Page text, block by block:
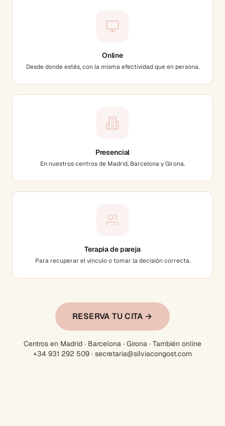
Online
Desde donde estés, con la misma efectividad que en persona.
Presencial
En nuestros centros de Madrid, Barcelona y Girona.
Terapia de pareja
Para recuperar el vínculo o tomar la decisión correcta.
RESERVA TU CITA →
Centros en Madrid · Barcelona · Girona · También online
+34 931 292 509 · secretaria@silviacongost.com